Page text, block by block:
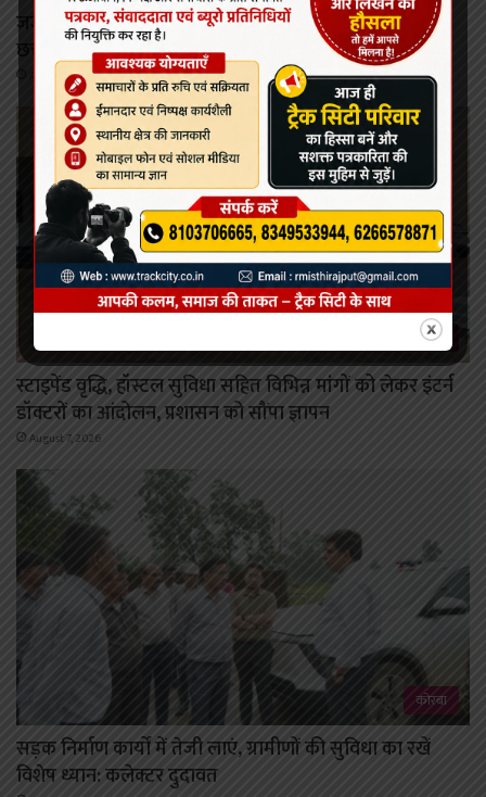
जर्जर सड़क और क्षतिग्रस्त पुल की समस्या को लेकर जोहार
छत्तीसगढ़ पार्टी का उग्र चक्का जाम, 4 घंटे तक थमा यातायात
August 7, 2026
कोरबा
स्टाइपेंड वृद्धि, हॉस्टल सुविधा सहित विभिन्न मांगों को लेकर इंटर्न
डॉक्टरों का आंदोलन, प्रशासन को सौंपा ज्ञापन
August 7, 2026
कोरबा
सड़क निर्माण कार्यों में तेजी लाएं, ग्रामीणों की सुविधा का रखें
विशेष ध्यान: कलेक्टर दुदावत